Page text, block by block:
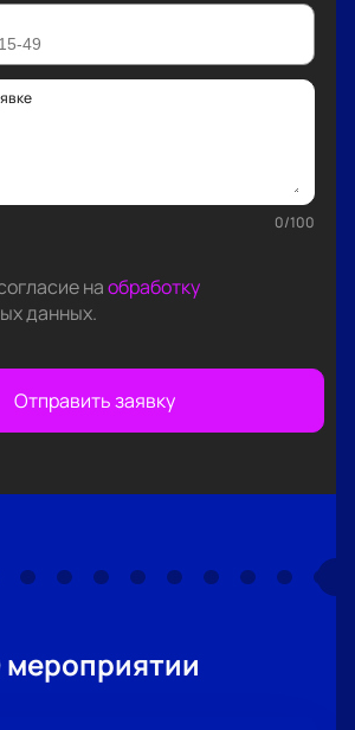
0/100
наобработку
данных.
Отправить заявку